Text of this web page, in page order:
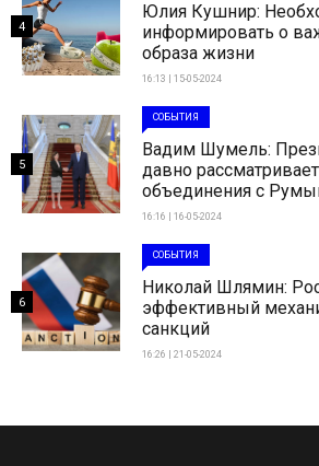
Юлия Кушнир:
информировать о
образа жизни
16:13 | 15-05-2024
4
СОБЫТИЯ
Вадим Шумель:
давно
объединения с
16:16 | 16-05-2024
5
СОБЫТИЯ
Николай Шлямин:
эффективный
санкций
16:26 | 21-05-2024
6